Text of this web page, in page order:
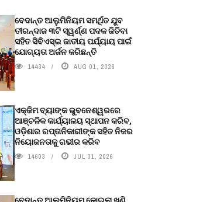
ବେଦାନ୍ତ ଆଲୁମିନିୟମ ସମର୍ଥିତ ଯୁବ
ତୀରନ୍ଦାଜ ୩ଟି ସ୍ୱର୍ଣ୍ଣ ପଦକ ଜିତିବା
ସହିତ ସିବିଏସ୍ଇ ଜାତୀୟ ପର୍ଯ୍ୟାୟ ପାଇଁ
ଯୋଗ୍ୟତା ଅର୍ଜନ କରିଛନ୍ତି
14434 AUG 01, 2026
ଏକ୍ଜିମ ବ୍ୟାଙ୍କ ଭୁବନେଶ୍ୱରରେ
ଆଞ୍ଚଳିକ କାର୍ଯ୍ୟାଳୟ ସ୍ଥାପନ କରିବ,
ଓଡ଼ିଶାର ରପ୍ତାନିକାରୀଙ୍କ ସହିତ ନିଜର
ନିୟୋଜନତାକୁ ଗଭୀର କରିବ
14603 JUL 31, 2026